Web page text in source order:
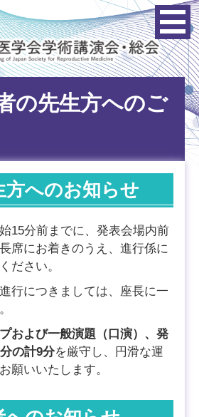
の先生方へのご
方へのお知らせ
15分前までに、発表会場内前
席にお着きのうえ、進行係に
ださい。
行につきましては、座長に一
および一般演題（口演）、発
の計9分を厳守し、円滑な運
願いいたします。